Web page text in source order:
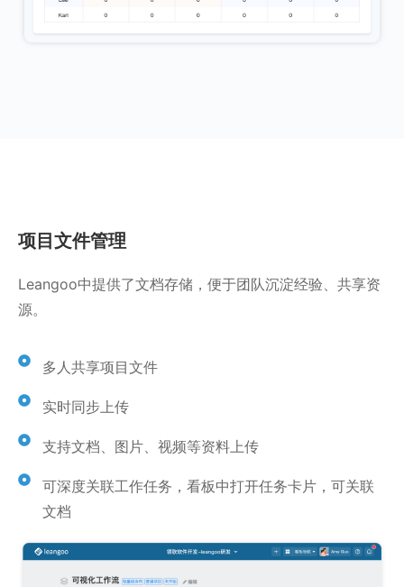
项目文件管理
Leangoo中提供了文档存储，便于团队沉淀经验、共享资
源。
多人共享项目文件
实时同步上传
支持文档、图片、视频等资料上传
可深度关联工作任务，看板中打开任务卡片，可关联
文档